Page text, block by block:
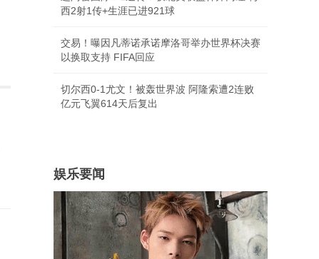
西2射1传+生涯已进921球
交易！曝因凡蒂诺承诺摩洛哥举办世界杯决赛
以换取支持 FIFA回应
切尔西0-1尤文！被轰世界波 阿隆索遭2连败
亿元飞翼614天后复出
娱乐要闻